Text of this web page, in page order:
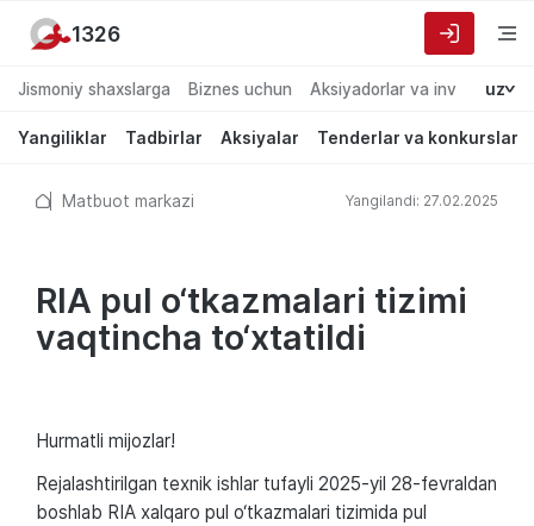
Jismoniy shaxslarga Biznes uchun Aksiyadorlar va investorlarga
uz
Yangiliklar Tadbirlar Aksiyalar Tenderlar va konkurslar
1326
Matbuot markazi Yangilandi: 27.02.2025
RIA pul o‘tkazmalari tizimi
vaqtincha to‘xtatildi
Hurmatli mijozlar!
Rejalashtirilgan texnik ishlar tufayli 2025-yil 28-fevraldan
boshlab RIA xalqaro pul o‘tkazmalari tizimida pul